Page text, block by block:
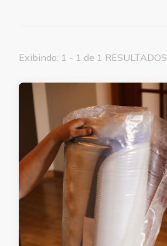
Exibindo: 1 - 1 de 1 RESULTADOS